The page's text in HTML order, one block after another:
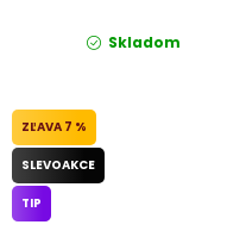
Skladom
7 %
SLEVOAKCE
TIP